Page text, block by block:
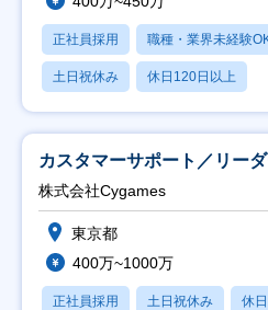
正社員採用 職種・業界未経験
土日祝休み 休日120日以上
カスタマーサポート／リー
株式会社Cygames
東京都
400万~1000万
正社員採用 土日祝休み 休